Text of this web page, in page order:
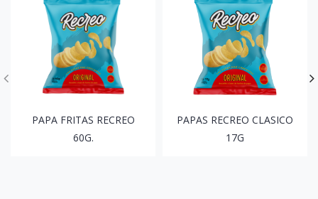
PAPA FRITAS RECREO
60G.
PAPAS RECREO CLASICO
17G